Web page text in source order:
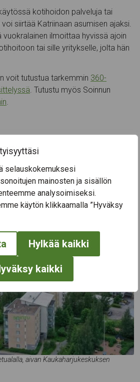
selauskokemuksesi
mainosten ja sisällön
analysoimiseksi.
käytön klikkaamalla ”Hyväksy
Hylkää kaikki
kaikki
kotihoidon palveluja tai
siirtää Katriinaan asumisen ajaksi.
vuokralainen ilmoittaa hyvissä ajoin
tai sille yritykselle, jolta hän
voit tutustua tarkemmin 360-
. Tutustu myös Soinnun
.
044 491 9160
aivan Kaukaharjukeskuksen